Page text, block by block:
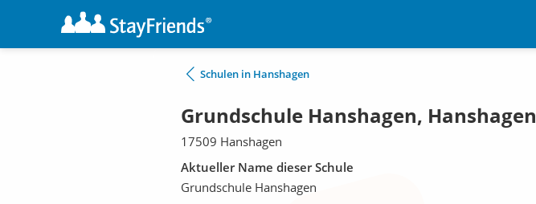
Schulen in Hanshagen
Grundschule Hanshagen, Hanshagen
17509 Hanshagen
Aktueller Name dieser Schule
Grundschule Hanshagen